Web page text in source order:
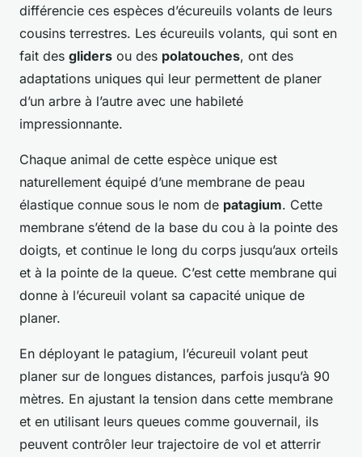
différencie ces espèces d’écureuils volants de leurs
cousins terrestres. Les écureuils volants, qui sont en
fait des gliders ou des polatouches, ont des
adaptations uniques qui leur permettent de planer
d’un arbre à l’autre avec une habileté
impressionnante.
Chaque animal de cette espèce unique est
naturellement équipé d’une membrane de peau
élastique connue sous le nom de patagium. Cette
membrane s’étend de la base du cou à la pointe des
doigts, et continue le long du corps jusqu’aux orteils
et à la pointe de la queue. C’est cette membrane qui
donne à l’écureuil volant sa capacité unique de
planer.
En déployant le patagium, l’écureuil volant peut
planer sur de longues distances, parfois jusqu’à 90
mètres. En ajustant la tension dans cette membrane
et en utilisant leurs queues comme gouvernail, ils
peuvent contrôler leur trajectoire de vol et atterrir